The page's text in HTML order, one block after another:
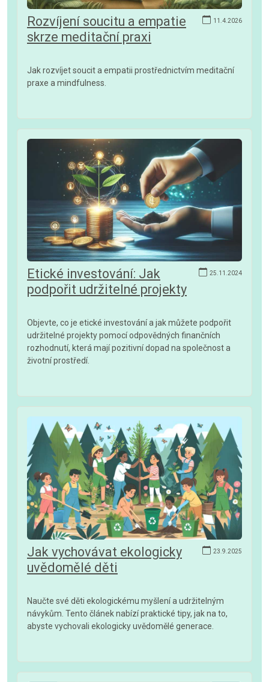
11.4.2026
Rozvíjení soucitu a empatie
skrze meditační praxi
Jak rozvíjet soucit a empatii prostřednictvím meditační
praxe a mindfulness.
25.11.2024
Etické investování: Jak
podpořit udržitelné projekty
Objevte, co je etické investování a jak můžete podpořit
udržitelné projekty pomocí odpovědných finančních
rozhodnutí, která mají pozitivní dopad na společnost a
životní prostředí.
23.9.2025
Jak vychovávat ekologicky
uvědomělé děti
Naučte své děti ekologickému myšlení a udržitelným
návykům. Tento článek nabízí praktické tipy, jak na to,
abyste vychovali ekologicky uvědomělé generace.